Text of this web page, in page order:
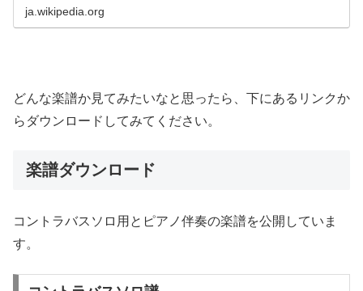
ja.wikipedia.org
どんな楽譜か見てみたいなと思ったら、下にあるリンクか
らダウンロードしてみてください。
楽譜ダウンロード
コントラバスソロ用とピアノ伴奏の楽譜を公開していま
す。